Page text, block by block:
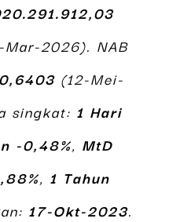
2026). NAB
(12-Mei-
singkat: 1 Hari
-0,48%, MtD
, 1 Tahun
17-Okt-2023.